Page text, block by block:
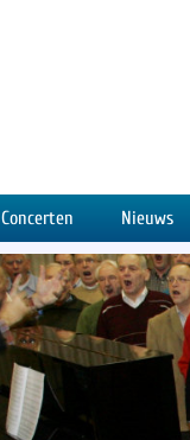
Concerten Nieuws